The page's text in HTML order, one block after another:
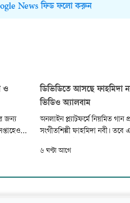
News ফিড ফলো করুন
ও
জন্য
ডিভিডিতে আসছে ফাহমিদা
ভিডিও অ্যালবাম
অনলাইন প্ল্যাটফর্মে নিয়মিত গান
সংগীতশিল্পী ফাহমিদা নবী। তবে
সময়কে। বিভিন্ন সাক্ষাৎকারে
সেই পুরোনো ফরম্যাটে ফিরছেন
৬ ঘণ্টা আগে